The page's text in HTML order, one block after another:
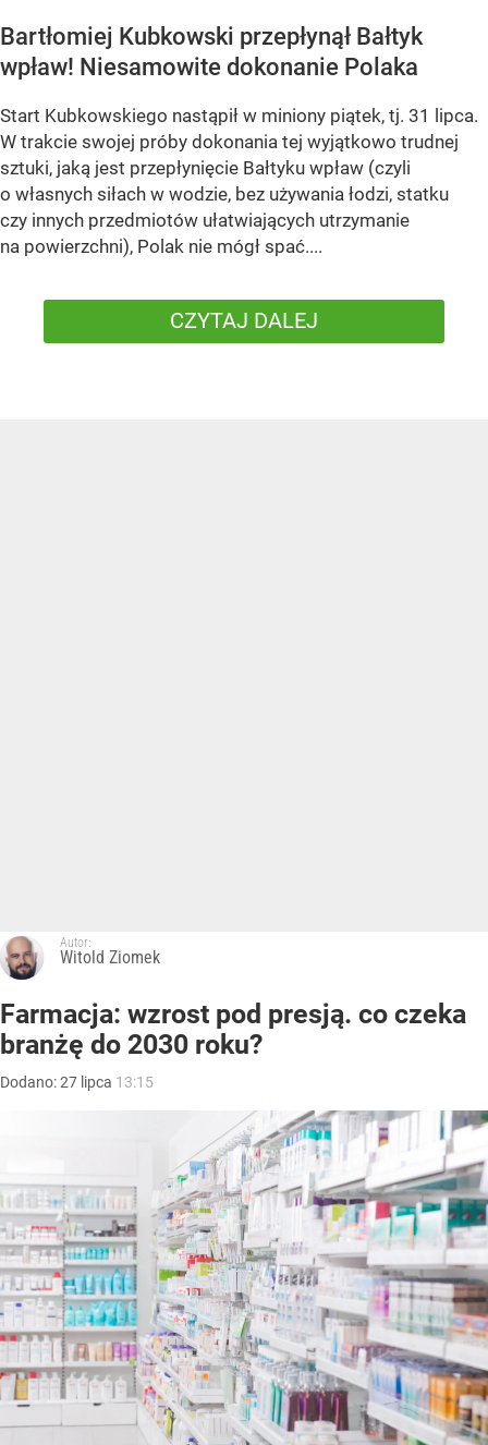
Bartłomiej Kubkowski przepłynął Bałtyk
wpław! Niesamowite dokonanie Polaka
Start Kubkowskiego nastąpił w miniony piątek, tj. 31 lipca.
W trakcie swojej próby dokonania tej wyjątkowo trudnej
sztuki, jaką jest przepłynięcie Bałtyku wpław (czyli
o własnych siłach w wodzie, bez używania łodzi, statku
czy innych przedmiotów ułatwiających utrzymanie
na powierzchni), Polak nie mógł spać....
CZYTAJ DALEJ
Autor:
Witold Ziomek
Farmacja: wzrost pod presją. co czeka
branżę do 2030 roku?
Dodano:27 lipca 13:15